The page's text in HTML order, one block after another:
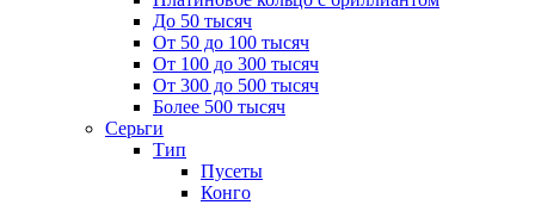
До 50 тысяч
От 50 до 100 тысяч
От 100 до 300 тысяч
От 300 до 500 тысяч
Более 500 тысяч
Серьги
Тип
Пусеты
Конго